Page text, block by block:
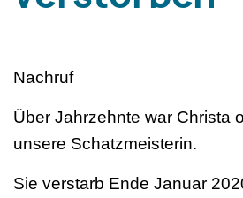
Nachruf
Über Jahrzehnte war Christa
unsere Schatzmeisterin.
Sie verstarb Ende Januar